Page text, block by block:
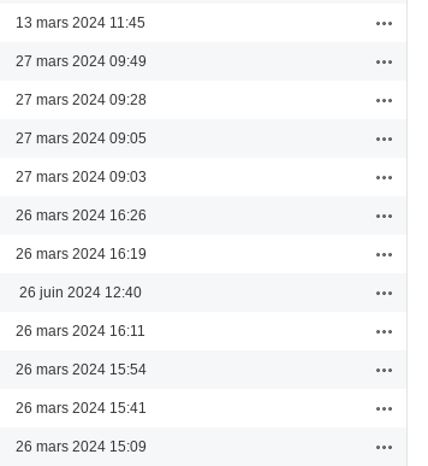
13 mars 2024 11:45
27 mars 2024 09:49
27 mars 2024 09:28
27 mars 2024 09:05
27 mars 2024 09:03
26 mars 2024 16:26
26 mars 2024 16:19
26 juin 2024 12:40
26 mars 2024 16:11
26 mars 2024 15:54
26 mars 2024 15:41
26 mars 2024 15:09